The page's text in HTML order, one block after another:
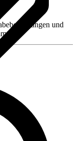
und